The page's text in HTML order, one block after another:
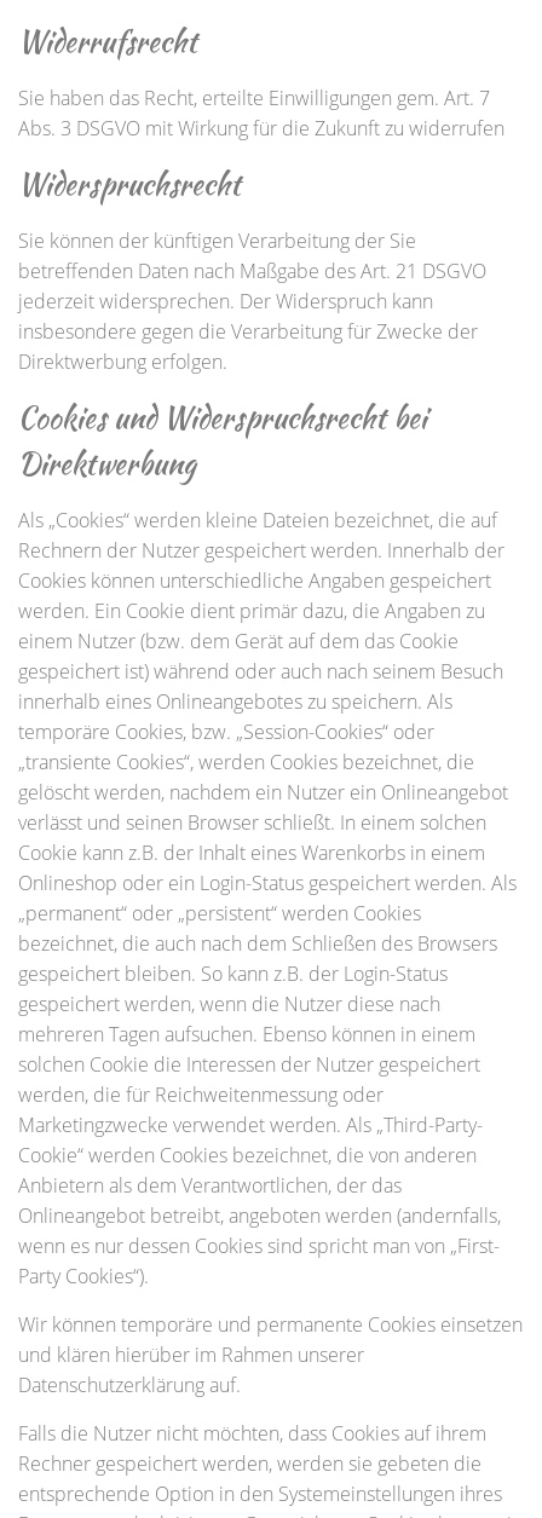
Widerrufsrecht
Sie haben das Recht, erteilte Einwilligungen gem. Art. 7
Abs. 3 DSGVO mit Wirkung für die Zukunft zu widerrufen
Widerspruchsrecht
Sie können der künftigen Verarbeitung der Sie
betreffenden Daten nach Maßgabe des Art. 21 DSGVO
jederzeit widersprechen. Der Widerspruch kann
insbesondere gegen die Verarbeitung für Zwecke der
Direktwerbung erfolgen.
Cookies und Widerspruchsrecht bei
Direktwerbung
Als „Cookies“ werden kleine Dateien bezeichnet, die auf
Rechnern der Nutzer gespeichert werden. Innerhalb der
Cookies können unterschiedliche Angaben gespeichert
werden. Ein Cookie dient primär dazu, die Angaben zu
einem Nutzer (bzw. dem Gerät auf dem das Cookie
gespeichert ist) während oder auch nach seinem Besuch
innerhalb eines Onlineangebotes zu speichern. Als
temporäre Cookies, bzw. „Session-Cookies“ oder
„transiente Cookies“, werden Cookies bezeichnet, die
gelöscht werden, nachdem ein Nutzer ein Onlineangebot
verlässt und seinen Browser schließt. In einem solchen
Cookie kann z.B. der Inhalt eines Warenkorbs in einem
Onlineshop oder ein Login-Status gespeichert werden. Als
„permanent“ oder „persistent“ werden Cookies
bezeichnet, die auch nach dem Schließen des Browsers
gespeichert bleiben. So kann z.B. der Login-Status
gespeichert werden, wenn die Nutzer diese nach
mehreren Tagen aufsuchen. Ebenso können in einem
solchen Cookie die Interessen der Nutzer gespeichert
werden, die für Reichweitenmessung oder
Marketingzwecke verwendet werden. Als „Third-Party-
Cookie“ werden Cookies bezeichnet, die von anderen
Anbietern als dem Verantwortlichen, der das
Onlineangebot betreibt, angeboten werden (andernfalls,
wenn es nur dessen Cookies sind spricht man von „First-
Party Cookies“).
Wir können temporäre und permanente Cookies einsetzen
und klären hierüber im Rahmen unserer
Datenschutzerklärung auf.
Falls die Nutzer nicht möchten, dass Cookies auf ihrem
Rechner gespeichert werden, werden sie gebeten die
entsprechende Option in den Systemeinstellungen ihres